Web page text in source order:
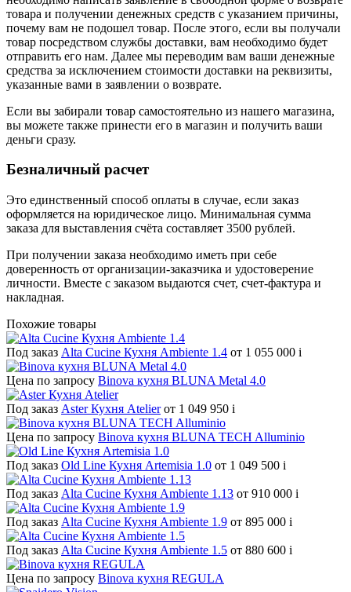
товара и получении денежных средств с указанием причины,
почему вам не подошел товар. После этого, если вы получали
товар посредством службы доставки, вам необходимо будет
отправить его нам. Далее мы переводим вам ваши денежные
средства за исключением стоимости доставки на реквизиты,
указанные вами в заявлении о возврате.
Если вы забирали товар самостоятельно из нашего магазина,
вы можете также принести его в магазин и получить ваши
деньги сразу.
Безналичный расчет
Это единственный способ оплаты в случае, если заказ
оформляется на юридическое лицо. Минимальная сумма
заказа для выставления счёта составляет 3500 рублей.
При получении заказа необходимо иметь при себе
доверенность от организации-заказчика и удостоверение
личности. Вместе с заказом выдаются счет, счет-фактура и
накладная.
Похожие товары
Под заказ Alta Cucine Кухня Ambiente 1.4 от 1 055 000 i
Цена по запросу Binova кухня BLUNA Metal 4.0
Под заказ Aster Кухня Atelier от 1 049 950 i
Цена по запросу Binova кухня BLUNA TECH Alluminio
Под заказ Old Line Кухня Artemisia 1.0 от 1 049 500 i
Под заказ Alta Cucine Кухня Ambiente 1.13 от 910 000 i
Под заказ Alta Cucine Кухня Ambiente 1.9 от 895 000 i
Под заказ Alta Cucine Кухня Ambiente 1.5 от 880 600 i
Цена по запросу Binova кухня REGULA